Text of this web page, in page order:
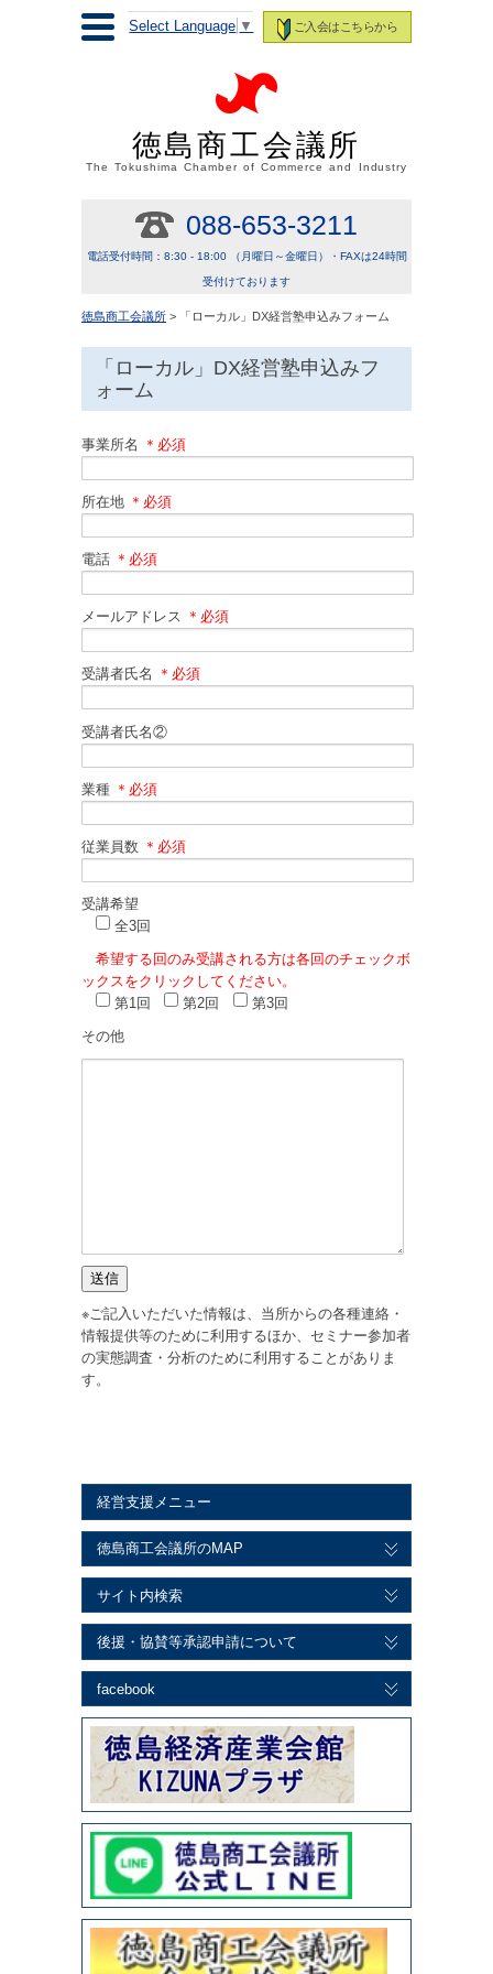
ご入会はこちらから
Select Language ▼
徳島商工会議所
The Tokushima Chamber of Commerce and Industry
088-653-3211
電話受付時間：8:30 - 18:00 （月曜日～金曜日）・FAXは24時間
受付けております
徳島商工会議所 > 「ローカル」DX経営塾申込みフォーム
「ローカル」DX経営塾申込みフ
ォーム
事業所名 ＊必須
所在地 ＊必須
電話 ＊必須
メールアドレス ＊必須
受講者氏名 ＊必須
受講者氏名②
業種 ＊必須
従業員数 ＊必須
受講希望
全3回
希望する回のみ受講される方は各回のチェックボ
ックスをクリックしてください。
第1回
第2回 第3回
その他
※ご記入いただいた情報は、当所からの各種連絡・
情報提供等のために利用するほか、セミナー参加者
の実態調査・分析のために利用することがありま
す。
経営支援メニュー
徳島商工会議所のMAP
サイト内検索
後援・協賛等承認申請について
facebook